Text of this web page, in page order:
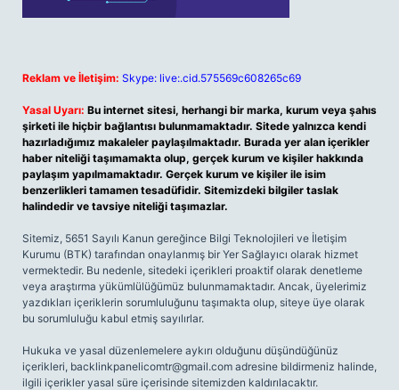
Reklam ve İletişim: Skype: live:.cid.575569c608265c69
Yasal Uyarı: Bu internet sitesi, herhangi bir marka, kurum veya şahıs
şirketi ile hiçbir bağlantısı bulunmamaktadır. Sitede yalnızca kendi
hazırladığımız makaleler paylaşılmaktadır. Burada yer alan içerikler
haber niteliği taşımamakta olup, gerçek kurum ve kişiler hakkında
paylaşım yapılmamaktadır. Gerçek kurum ve kişiler ile isim
benzerlikleri tamamen tesadüfidir. Sitemizdeki bilgiler taslak
halindedir ve tavsiye niteliği taşımazlar.
Sitemiz, 5651 Sayılı Kanun gereğince Bilgi Teknolojileri ve İletişim
Kurumu (BTK) tarafından onaylanmış bir Yer Sağlayıcı olarak hizmet
vermektedir. Bu nedenle, sitedeki içerikleri proaktif olarak denetleme
veya araştırma yükümlülüğümüz bulunmamaktadır. Ancak, üyelerimiz
yazdıkları içeriklerin sorumluluğunu taşımakta olup, siteye üye olarak
bu sorumluluğu kabul etmiş sayılırlar.
Hukuka ve yasal düzenlemelere aykırı olduğunu düşündüğünüz
içerikleri, backlinkpanelicomtr@gmail.com adresine bildirmeniz halinde,
ilgili içerikler yasal süre içerisinde sitemizden kaldırılacaktır.